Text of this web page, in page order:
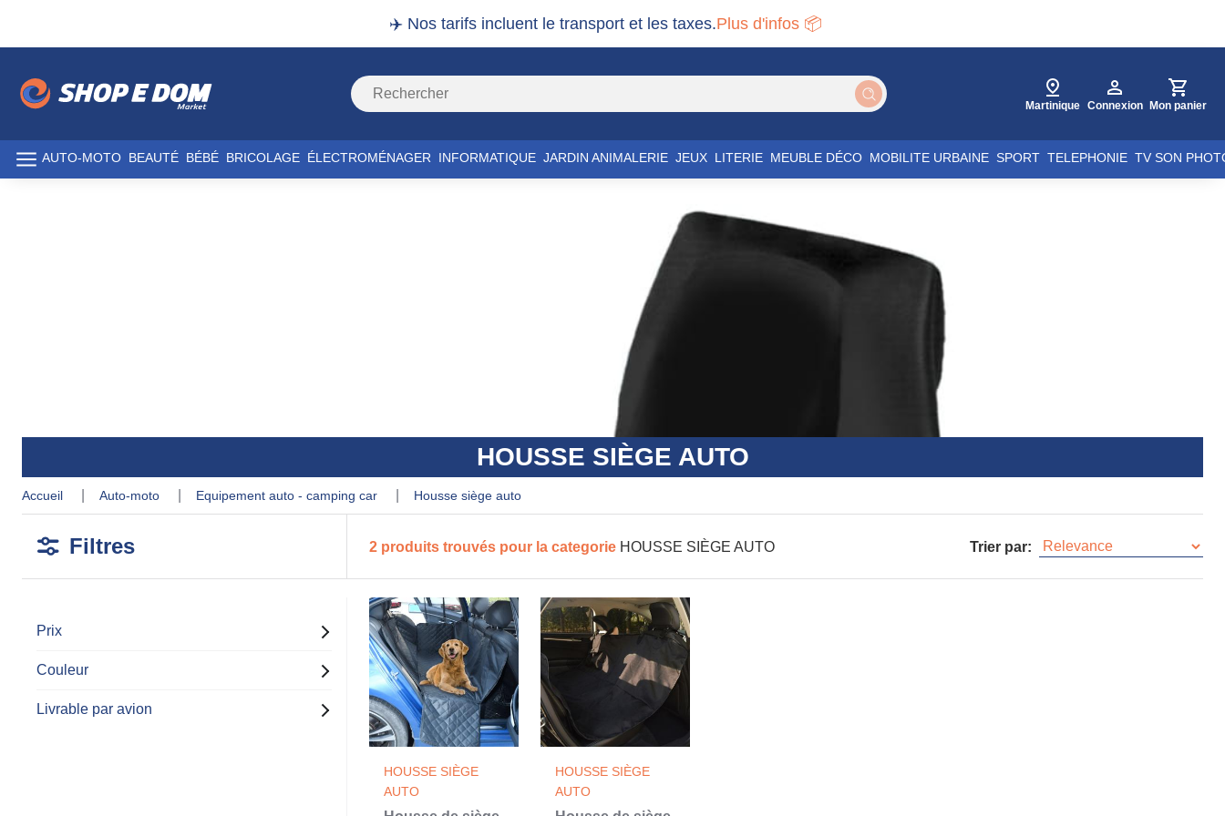
✈️ Nos tarifs incluent le transport et les taxes.Plus d'infos 📦
Martinique Connexion Mon panier
AUTO-MOTO BEAUTÉ BÉBÉ BRICOLAGE ÉLECTROMÉNAGER INFORMATIQUE JARDIN ANIMALERIE JEUX LITERIE MEUBLE DÉCO MOBILITE URBAINE SPORT TELEPHONIE TV SON
HOUSSE SIÈGE AUTO
accueil auto-moto equipement auto - camping car housse siège auto
Filtres 2 produits trouvés pour la categorie HOUSSE SIÈGE AUTO Trier par:
Prix
Couleur
Livrable par avion
HOUSSE SIÈGE
AUTO
HOUSSE SIÈGE
AUTO